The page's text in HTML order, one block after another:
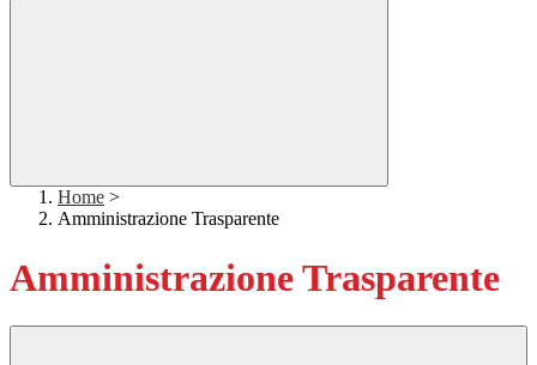
Home >
Amministrazione Trasparente
Amministrazione Trasparente